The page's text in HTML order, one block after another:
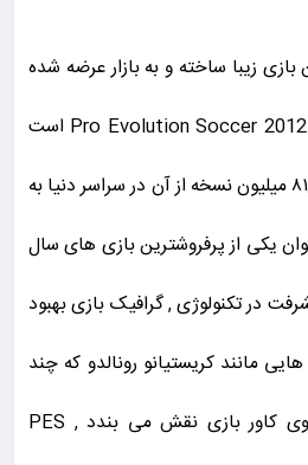
نسخه از این بازی زیبا ساخته و به بازار عرضه شده
است که پر فروشترین آنها Pro Evolution Soccer 2012 است
که در سال ۲۰۱۲ بیش از ۸۱٫۶۵ میلیون نسخه از آن در سراسر دنیا به
یکی از پرفروشترین بازی های سال
در تکنولوژی , گرافیک بازی بهبود
مانند کریستیانو رونالدو که چند
سالی است تصویر او بر روی کاور بازی نقش می بندد , PES